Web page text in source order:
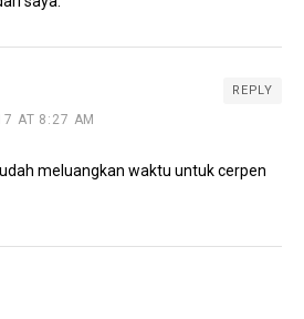
AT 8:27 AM
REPLY
meluangkan waktu untuk cerpen